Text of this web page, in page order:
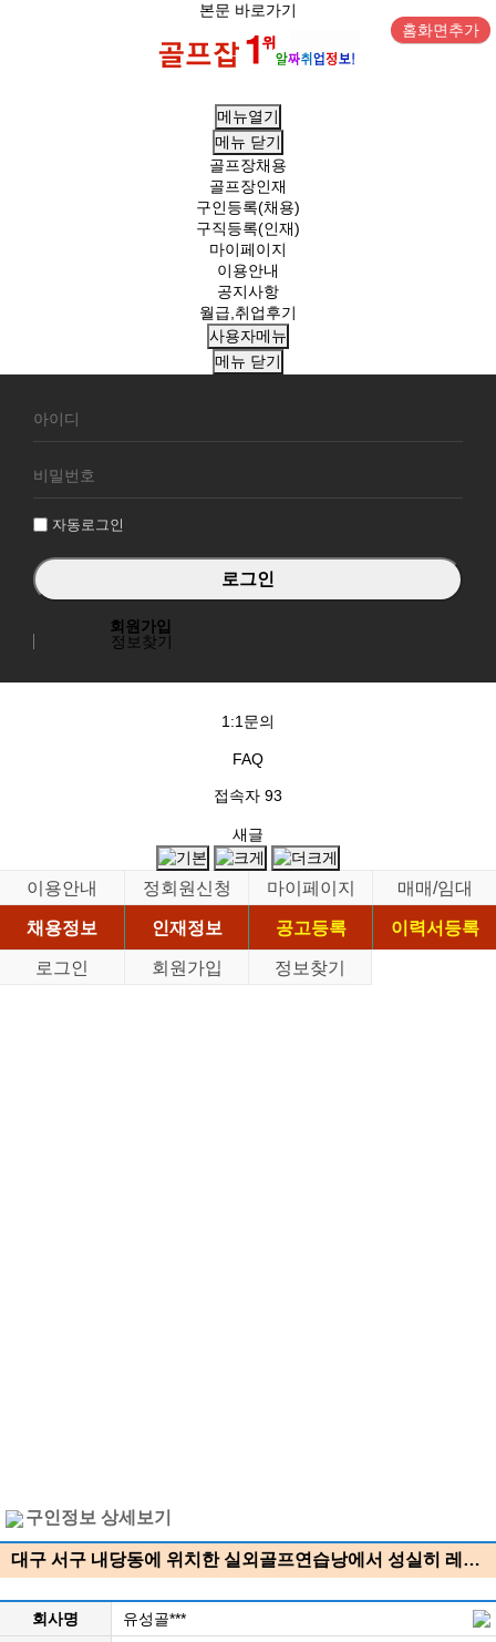
본문 바로가기
홈화면추가
메뉴열기
메뉴 닫기
골프장채용
골프장인재
구인등록(채용)
구직등록(인재)
마이페이지
이용안내
공지사항
월급,취업후기
사용자메뉴
메뉴 닫기
원
그
자동로그인
회원가입
정보찾기
1:1문의
FAQ
접속자 93
새글
이용안내 정회원신청 마이페이지
매매/임대
채용정보
인재정보 공고등록
이력서등록
로그인
회원가입 정보찾기
구인정보 상세보기
대구 서구 내당동에 위치한 실외골프연습낭에서 성실히 레…
회사명
유성골***